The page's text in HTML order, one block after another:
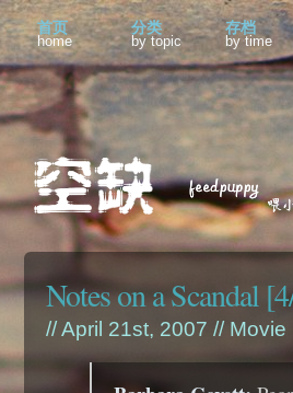
首页
home
分类
by topic
存档
by time
Notes on a Scandal
// April 21st, 2007 // Movie